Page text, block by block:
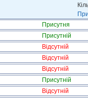
Присутня
Присутній
Відсутній
Відсутній
Відсутній
Присутній
Відсутній